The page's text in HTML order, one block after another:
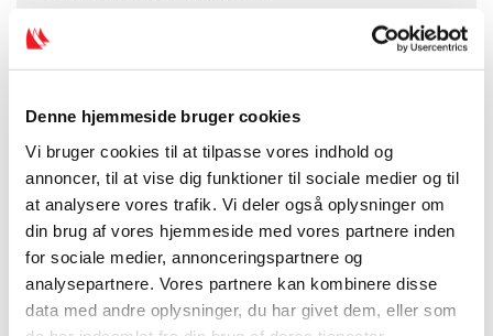
Denne hjemmeside bruger cookies
Vi bruger cookies til at tilpasse vores indhold og
annoncer, til at vise dig funktioner til sociale medier og til
at analysere vores trafik. Vi deler også oplysninger om
din brug af vores hjemmeside med vores partnere inden
for sociale medier, annonceringspartnere og
analysepartnere. Vores partnere kan kombinere disse
data med andre oplysninger, du har givet dem, eller som
Alder og erfaring har selvfølgelig indflydelse,
men du skal være opmærksom og behjælpelig
joller.
Frivillig i en klub?
Tilmeld dig Dansk Sejlunions nyhedsbrev
til